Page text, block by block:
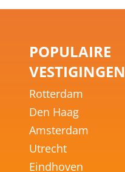
POPULAIRE
VESTIGINGEN
Rotterdam
Den Haag
Amsterdam
Utrecht
Eindhoven